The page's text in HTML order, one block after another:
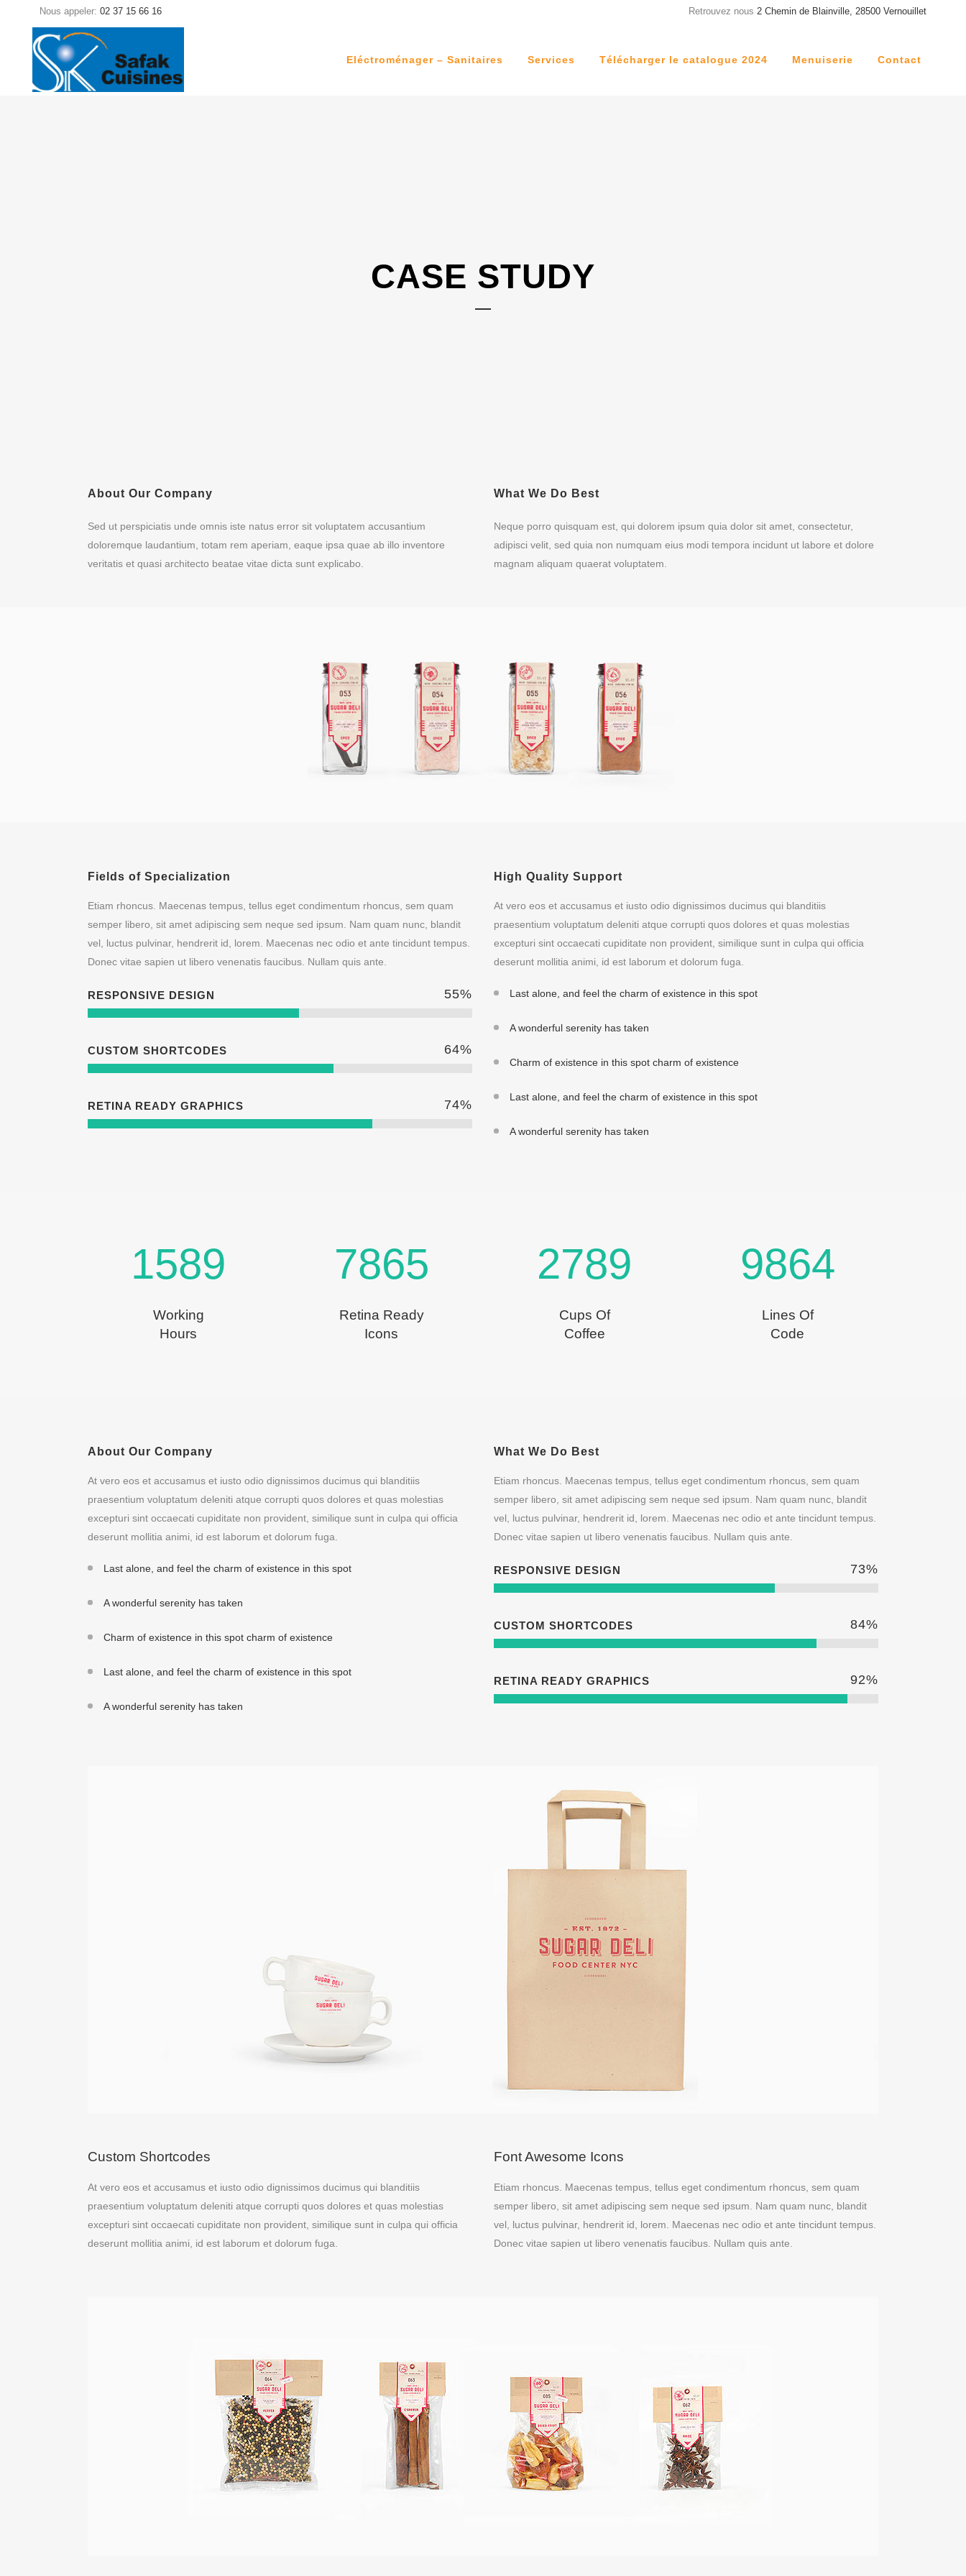
Nous appeler:02 37 15 66 16 Retrouvez nous 2 Chemin de Blainville, 28500 Vernouillet
Eléctroménager – Sanitaires Services Télécharger le catalogue 2024 Menuiserie Contact
CASE STUDY
About Our Company
Sed ut perspiciatis unde omnis iste natus error sit voluptatem accusantium
doloremque laudantium, totam rem aperiam, eaque ipsa quae ab illo inventore
veritatis et quasi architecto beatae vitae dicta sunt explicabo.
What We Do Best
Neque porro quisquam est, qui dolorem ipsum quia dolor sit amet, consectetur,
adipisci velit, sed quia non numquam eius modi tempora incidunt ut labore et dolore
magnam aliquam quaerat voluptatem.
Fields of Specialization
Etiam rhoncus. Maecenas tempus, tellus eget condimentum rhoncus, sem quam
semper libero, sit amet adipiscing sem neque sed ipsum. Nam quam nunc, blandit
vel, luctus pulvinar, hendrerit id, lorem. Maecenas nec odio et ante tincidunt tempus.
Donec vitae sapien ut libero venenatis faucibus. Nullam quis ante.
RESPONSIVE DESIGN 55%
CUSTOM SHORTCODES 64%
RETINA READY GRAPHICS 74%
High Quality Support
At vero eos et accusamus et iusto odio dignissimos ducimus qui blanditiis
praesentium voluptatum deleniti atque corrupti quos dolores et quas molestias
excepturi sint occaecati cupiditate non provident, similique sunt in culpa qui officia
deserunt mollitia animi, id est laborum et dolorum fuga.
Last alone, and feel the charm of existence in this spot
A wonderful serenity has taken
Charm of existence in this spot charm of existence
Last alone, and feel the charm of existence in this spot
A wonderful serenity has taken
1589
Working
Hours
7865
Retina Ready
Icons
2789
Cups Of
Coffee
9864
Lines Of
Code
About Our Company
At vero eos et accusamus et iusto odio dignissimos ducimus qui blanditiis
praesentium voluptatum deleniti atque corrupti quos dolores et quas molestias
excepturi sint occaecati cupiditate non provident, similique sunt in culpa qui officia
deserunt mollitia animi, id est laborum et dolorum fuga.
Last alone, and feel the charm of existence in this spot
A wonderful serenity has taken
Charm of existence in this spot charm of existence
Last alone, and feel the charm of existence in this spot
A wonderful serenity has taken
What We Do Best
Etiam rhoncus. Maecenas tempus, tellus eget condimentum rhoncus, sem quam
semper libero, sit amet adipiscing sem neque sed ipsum. Nam quam nunc, blandit
vel, luctus pulvinar, hendrerit id, lorem. Maecenas nec odio et ante tincidunt tempus.
Donec vitae sapien ut libero venenatis faucibus. Nullam quis ante.
RESPONSIVE DESIGN 73%
CUSTOM SHORTCODES 84%
RETINA READY GRAPHICS 92%
Custom Shortcodes
At vero eos et accusamus et iusto odio dignissimos ducimus qui blanditiis
praesentium voluptatum deleniti atque corrupti quos dolores et quas molestias
excepturi sint occaecati cupiditate non provident, similique sunt in culpa qui officia
deserunt mollitia animi, id est laborum et dolorum fuga.
Font Awesome Icons
Etiam rhoncus. Maecenas tempus, tellus eget condimentum rhoncus, sem quam
semper libero, sit amet adipiscing sem neque sed ipsum. Nam quam nunc, blandit
vel, luctus pulvinar, hendrerit id, lorem. Maecenas nec odio et ante tincidunt tempus.
Donec vitae sapien ut libero venenatis faucibus. Nullam quis ante.